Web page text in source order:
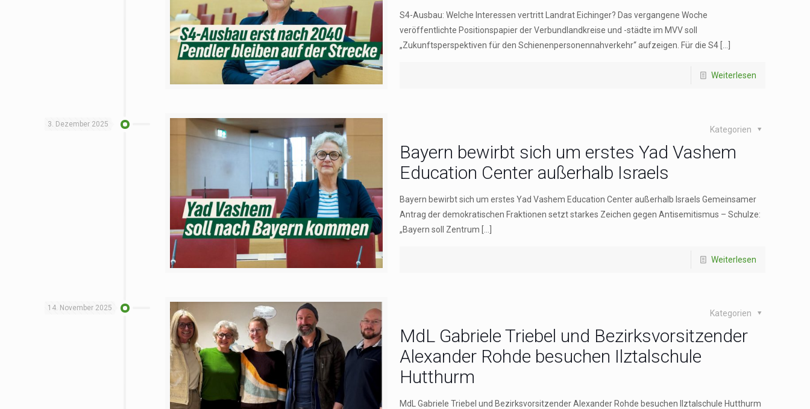
S4-Ausbau: Welche Interessen vertritt Landrat Eichinger? Das vergangene Woche
veröffentlichte Positionspapier der Verbundlandkreise und -städte im MVV soll
„Zukunftsperspektiven für den Schienenpersonennahverkehr“ aufzeigen. Für die S4[…]
Weiterlesen
3. Dezember 2025
Kategorien
Bayern bewirbt sich um erstes Yad Vashem
Education Center außerhalb Israels
Bayern bewirbt sich um erstes Yad Vashem Education Center außerhalb Israels Gemeinsamer
Antrag der demokratischen Fraktionen setzt starkes Zeichen gegen Antisemitismus – Schulze:
„Bayern soll Zentrum […]
Weiterlesen
14. November 2025
Kategorien
MdL Gabriele Triebel und Bezirksvorsitzender
Alexander Rohde besuchen Ilztalschule
Hutthurm
MdL Gabriele Triebel und Bezirksvorsitzender Alexander Rohde besuchen Ilztalschule Hutthurm